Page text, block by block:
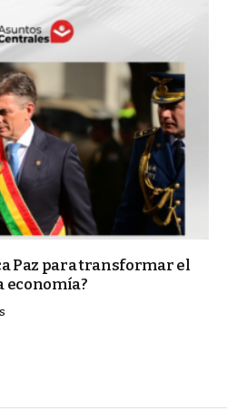
Paz para transformar el
economía?